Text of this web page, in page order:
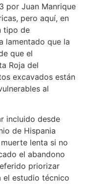
por Juan Manrique
pero aquí, en
tipo de
lamentado que la
que el
Roja del
excavados están
al
incluido desde
de Hispania
lenta si no
el abandono
priorizar
el estudio técnico